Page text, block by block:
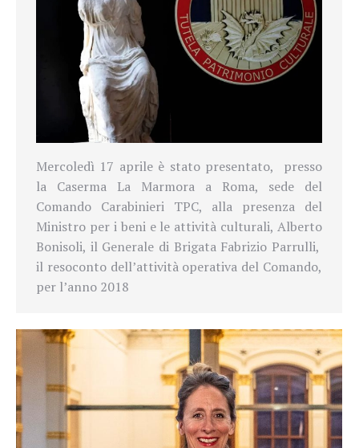
Mercoledì 17 aprile è stato presentato, presso
la Caserma La Marmora a Roma, sede del
Comando Carabinieri TPC, alla presenza del
Ministro per i beni e le attività culturali, Alberto
Bonisoli, il Generale di Brigata Fabrizio Parrulli,
il resoconto dell’attività operativa del Comando,
per l’anno 2018